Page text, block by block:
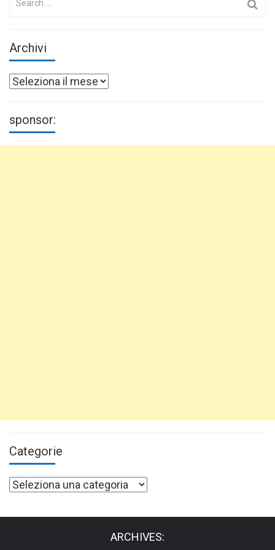
Archivi
Archivi
sponsor:
Categorie
Categorie
ARCHIVES: